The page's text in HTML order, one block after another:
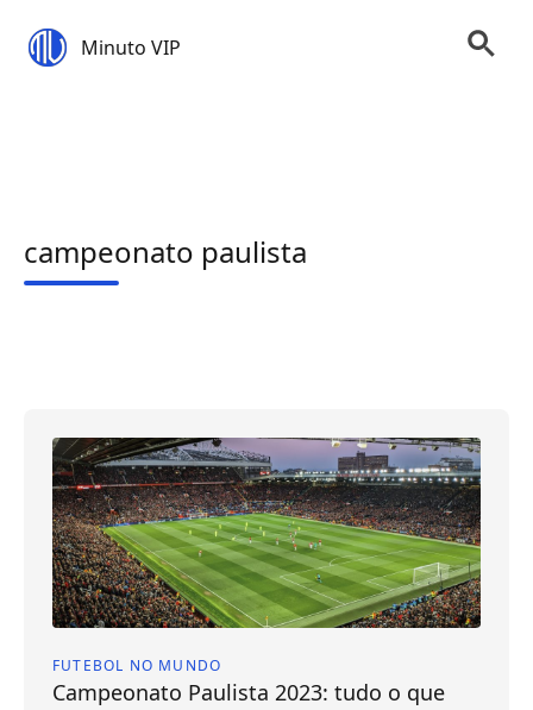
Minuto VIP
campeonato paulista
FUTEBOL NO MUNDO
Campeonato Paulista 2023: tudo o que